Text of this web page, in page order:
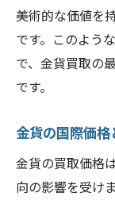
美術的な価値を
です。このよう
で、金貨買取の
です。
金貨の国際価
金貨の買取価格
向の影響を受け